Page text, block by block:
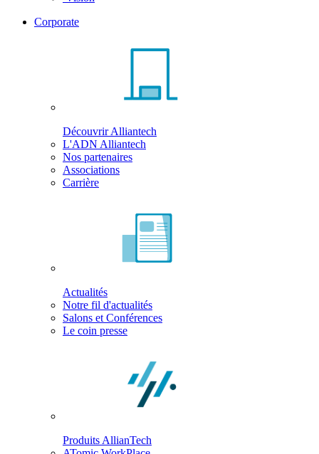
Corporate
Découvrir Alliantech
L'ADN Alliantech
Nos partenaires
Associations
Carrière
Actualités
Notre fil d'actualités
Salons et Conférences
Le coin presse
Produits AllianTech